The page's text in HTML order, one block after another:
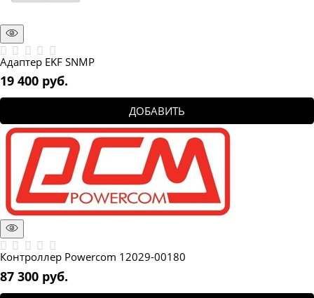
Адаптер EKF SNMP
19 400 руб.
ДОБАВИТЬ
Контроллер Powercom 12029-00180
87 300 руб.